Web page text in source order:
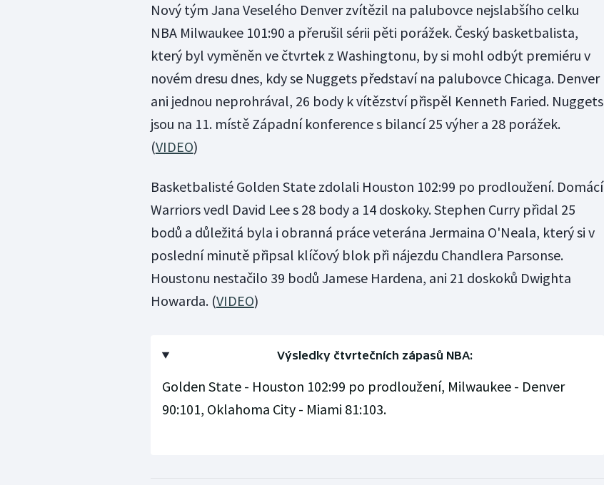
Nový tým Jana Veselého Denver zvítězil na palubovce nejslabšího celku
NBA Milwaukee 101:90 a přerušil sérii pěti porážek. Český basketbalista,
který byl vyměněn ve čtvrtek z Washingtonu, by si mohl odbýt premiéru v
novém dresu dnes, kdy se Nuggets představí na palubovce Chicaga. Denver
ani jednou neprohrával, 26 body k vítězství přispěl Kenneth Faried. Nuggets
jsou na 11. místě Západní konference s bilancí 25 výher a 28 porážek.
(VIDEO)
Basketbalisté Golden State zdolali Houston 102:99 po prodloužení. Domácí
Warriors vedl David Lee s 28 body a 14 doskoky. Stephen Curry přidal 25
bodů a důležitá byla i obranná práce veterána Jermaina O'Neala, který si v
poslední minutě připsal klíčový blok při nájezdu Chandlera Parsonse.
Houstonu nestačilo 39 bodů Jamese Hardena, ani 21 doskoků Dwighta
Howarda. (VIDEO)
Výsledky čtvrtečních zápasů NBA:
Golden State - Houston 102:99 po prodloužení, Milwaukee - Denver
90:101, Oklahoma City - Miami 81:103.